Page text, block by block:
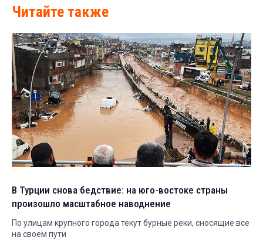
Читайте также
В Турции снова бедствие: на юго-востоке страны
произошло масштабное наводнение
По улицам крупного города текут бурные реки, сносящие все
на своем пути